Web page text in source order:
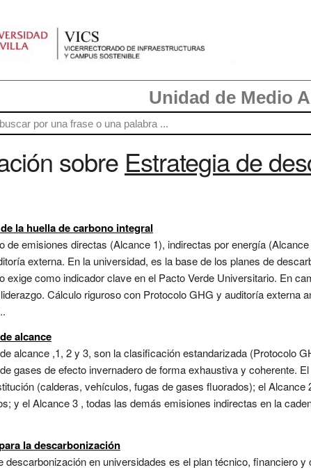
Unidad de Medio
sobre Estrategia de
la huella de carbono integral
de emisiones directas (Alcance 1), indirectas por energía
externa. En la universidad, es la base de los planes de
exige como indicador clave en el Pacto Verde Universitario. En
Cálculo riguroso con Protocolo GHG y auditoría externa
alcance
alcance ,1, 2 y 3, son la clasificación estandarizada (Protocolo
gases de efecto invernadero de forma exhaustiva y coherente.
(calderas, vehículos, fugas de gases fluorados); el
y el Alcance 3 , todas las demás emisiones indirectas en la
la descarbonización
descarbonización en universidades es el plan técnico, financiero